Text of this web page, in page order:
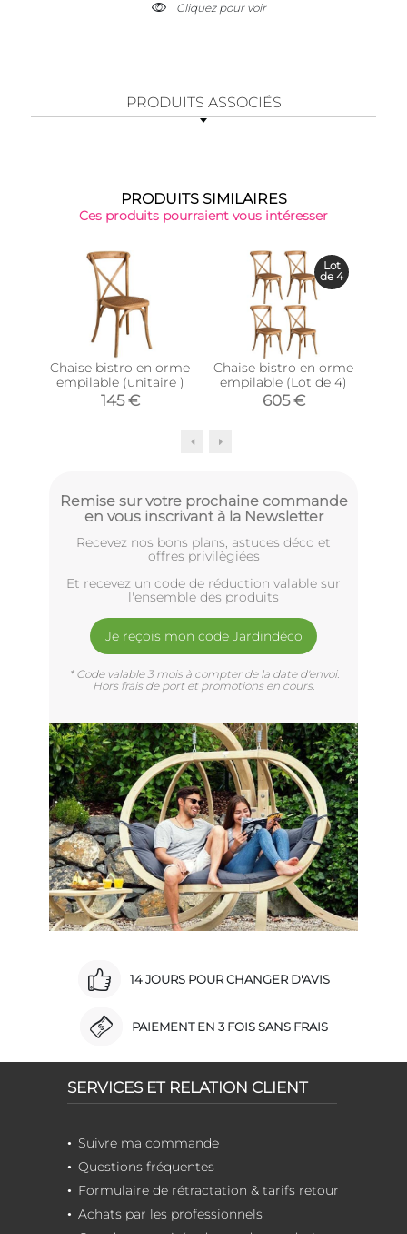
Cliquez pour voir
PRODUITS ASSOCIÉS
PRODUITS SIMILAIRES
Ces produits pourraient vous intéresser
Chaise bistro en orme
empilable (unitaire )
145 €
Chaise bistro en orme
empilable (Lot de 4)
605 €
Lot
de 4
Remise sur votre prochaine commande
en vous inscrivant à la Newsletter
Recevez nos bons plans, astuces déco et
offres privilègiées
Et recevez un code de réduction valable sur
l'ensemble des produits
Je reçois mon code Jardindéco
* Code valable 3 mois à compter de la date d'envoi.
Hors frais de port et promotions en cours.
14 JOURS POUR CHANGER D'AVIS
PAIEMENT EN 3 FOIS SANS FRAIS
SERVICES ET RELATION CLIENT
Suivre ma commande
Questions fréquentes
Formulaire de rétractation & tarifs retour
Achats par les professionnels